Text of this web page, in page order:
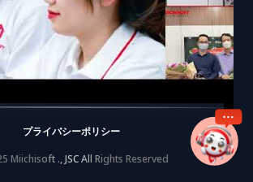
Miichisoft ., JSC All Rights Reserved
プライバシーポリシー